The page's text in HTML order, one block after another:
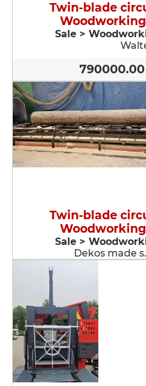
Twin-blade
Sale >
790000.00
Twin-blade
Sale >
Dekos made